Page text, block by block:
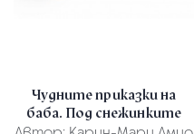
Чудните приказки на
баба. Под снежинките